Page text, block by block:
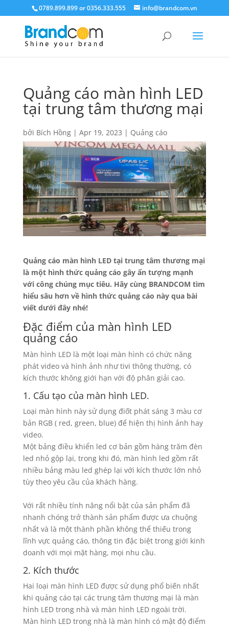
0789.899.899 or 0356.333.555 info@brandcom.vn
Quảng cáo màn hình LED
tại trung tâm thương mại
bởi Bích Hồng| Apr 19, 2023 | Quảng cáo
Quảng cáo màn hình LED tại trung tâm thương mại
là một hình thức quảng cáo gây ấn tượng mạnh
với công chúng mục tiêu. Hãy cùng BRANDCOM tìm
hiểu sâu hơn về hình thức quảng cáo này qua bài
viết dưới đây nhé!
Đặc điểm của màn hình LED
quảng cáo
Màn hình LED là một loại màn hình có chức năng
phát video và hình ảnh như tivi thông thường, có
kích thước không giới hạn với độ phân giải cao.
1. Cấu tạo của màn hình LED.
Loại màn hình này sử dụng điốt phát sáng 3 màu cơ
bản RGB ( red, green, blue) để hiện thị hình ảnh hay
video.
Một bảng điều khiển led cơ bản gồm hàng trăm đèn
led nhỏ gộp lại, trong khi đó, màn hình led gồm rất
nhiều bảng màu led ghép lại với kích thước lớn nhỏ
tùy theo yêu cầu của khách hàng.
Với rất nhiều tính năng nổi bật của sản phẩm đã
nhanh chóng trở thành sản phẩm được ưa chuộng
nhất và là một thành phần không thể thiếu trong
lĩnh vực quảng cáo, thông tin đặc biệt trong giới kinh
doanh với mọi mặt hàng, mọi nhu cầu.
2. Kích thước
Hai loại màn hình LED được sử dụng phổ biến nhất
khi quảng cáo tại các trung tâm thương mại là màn
hình LED trong nhà và màn hình LED ngoài trời.
Màn hình LED trong nhà là màn hình có mật độ điểm